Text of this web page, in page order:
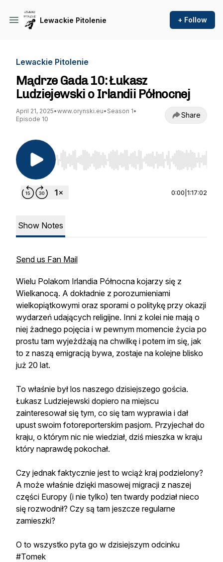
Lewackie Pitolenie + Follow
Lewackie Pitolenie
Mądrze Gada 10: Łukasz
Ludziejewski o Irlandii Północnej
April 21, 2025•www.orynski.eu• Season 1•
Episode 10
Share
Use Left/Right to seek, Home/End to jump to
0:00 1:17:02
Show Notes
Send us Fan Mail
Wielu Polakom Irlandia Północna kojarzy się z
Wielkanocą. A dokładnie z porozumieniami
wielkopiątkowymi oraz sporami o politykę przy okazji
wydarzeń udających religijne. Inni z kolei nie mają o
niej żadnego pojęcia i w pewnym momencie życia po
prostu tam wyjeżdżają na chwilkę i potem im się, jak
to z naszą emigracją bywa, zostaje na kolejne blisko
już 20 lat.
To właśnie był los naszego dzisiejszego gościa.
Łukasz Ludziejewski dopiero na miejscu
zainteresował się tym, co się tam wyprawia i dał
upust swoim fotoreporterskim pasjom. Przyjechał do
kraju, o którym nic nie wiedział, dziś mieszka w kraju
który naprawdę pokochał.
Czy jednak faktycznie jest to wciąż kraj podzielony?
A może właśnie dzięki masowej migracji z naszej
części Europy (i nie tylko) ten twardy podział nieco
się rozwodnił? Czy są tam jeszcze regularne
zamieszki?
O to wszystko pyta go w dzisiejszym odcinku
#Tomek